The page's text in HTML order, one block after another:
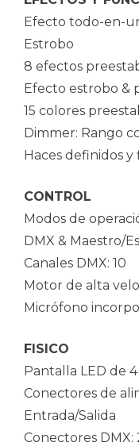
Efecto todo-en-
Estrobo
8 efectos
Efecto estrobo &
15 colores
Dimmer: Rango
Haces definidos y
CONTROL
Modos de
DMX & Maestro/
Canales DMX: 10
Motor de alta
Micrófono
FISICO
Pantalla LED de
Conectores de
Entrada/Salida
Conectores DMX: